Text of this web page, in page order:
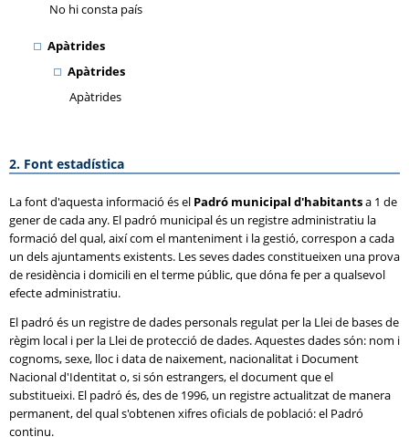
No hi consta país
Apàtrides
Apàtrides
Apàtrides
2. Font estadística
La font d'aquesta informació és el Padró municipal d'habitantsa 1 de
gener de cada any. El padró municipal és un registre administratiu la
formació del qual, així com el manteniment i la gestió, correspon a cada
un dels ajuntaments existents. Les seves dades constitueixen una prova
de residència i domicili en el terme públic, que dóna fe per a qualsevol
efecte administratiu.
El padró és un registre de dades personals regulat per la Llei de bases de
règim local i per la Llei de protecció de dades. Aquestes dades són: nom i
cognoms, sexe, lloc i data de naixement, nacionalitat i Document
Nacional d'Identitat o, si són estrangers, el document que el
substitueixi. El padró és, des de 1996, un registre actualitzat de manera
permanent, del qual s'obtenen xifres oficials de població: el Padró
continu.